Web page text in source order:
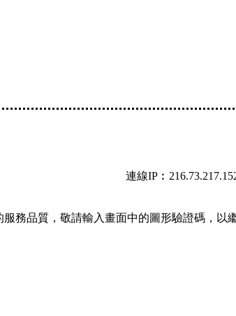
連線
務品質，敬請輸入畫面中的圖形驗證碼，以